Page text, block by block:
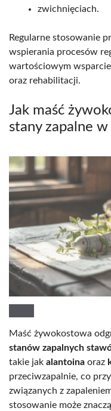
zwichnięciach.
Regularne stosowanie
wspierania procesów
wartościowym
oraz rehabilitacji.
Jak maść
stany zapalne w
Maść żywokostowa
stanów zapalnych
takie jak alantoina oraz
przeciwzapalnie, co
związanych z
stosowanie może